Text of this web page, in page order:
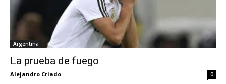
Argentina
La prueba de fuego
Alejandro Criado 0